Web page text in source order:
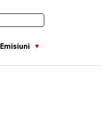
Emisiuni